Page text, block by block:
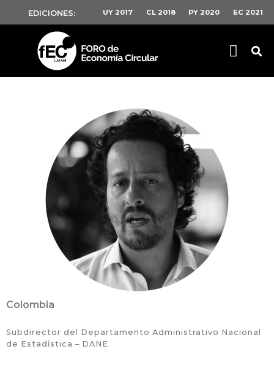
EDICIONES: UY 2017 CL 2018 PY 2020 EC 2021
Colombia
Subdirector del Departamento Administrativo Nacional
de Estadística – DANE